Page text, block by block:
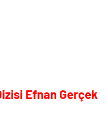
Efnan Gerçek